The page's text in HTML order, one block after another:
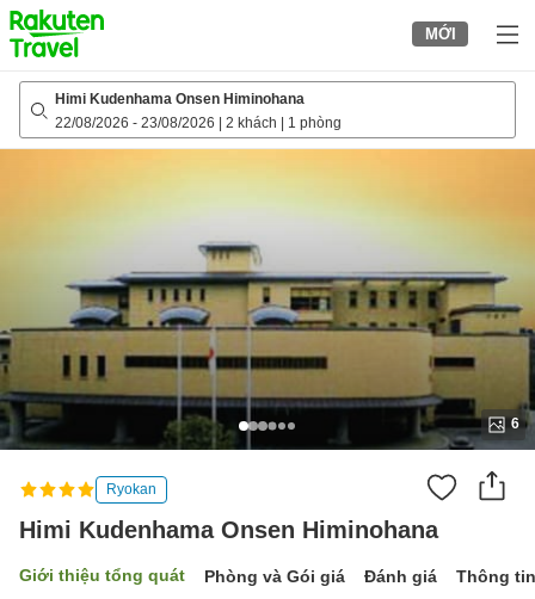
to
top
page
MỚI
Himi Kudenhama Onsen Himinohana
22/08/2026 - 23/08/2026 2 khách 1 phòng
6
Ryokan
Himi Kudenhama Onsen Himinohana
Giới thiệu tổng quát Phòng và Gói giá Đánh giá Thông